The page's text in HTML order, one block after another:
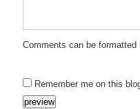
Comments can be
Remember me on this